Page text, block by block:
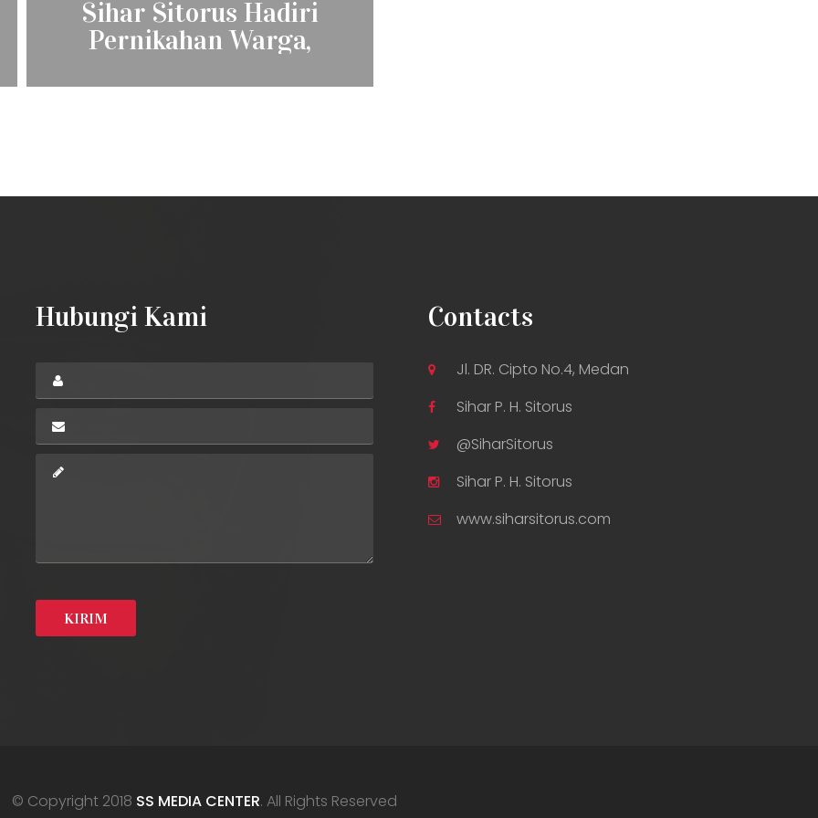
post:
Sihar Sitorus Hadiri
Pernikahan Warga,
Dapat Kado Ikan Besar
Hubungi Kami Contacts
Jl. DR. Cipto No.4, Medan
Sihar P. H. Sitorus
@SiharSitorus
Sihar P. H. Sitorus
www.siharsitorus.com
© Copyright 2018 SS MEDIA CENTER. All Rights Reserved